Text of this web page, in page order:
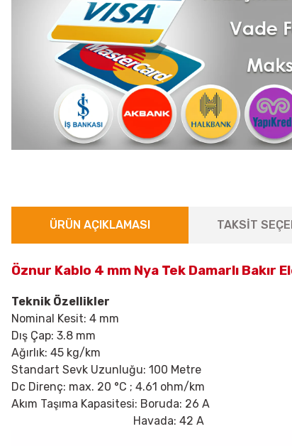
ÜRÜN AÇIKLAMASI TAKSİT
Öznur Kablo 4 mm Nya Tek Damarlı
Teknik Özellikler
Nominal Kesit: 4 mm
Dış Çap: 3.8 mm
Ağırlık: 45 kg/km
Standart Sevk Uzunluğu: 100 Metre
Dc Direnç: max. 20 °C ; 4.61 ohm/km
Akım Taşıma Kapasitesi: Boruda: 26 A
Havada: 42 A